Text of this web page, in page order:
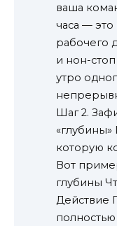
ваша
часа —
рабочего
и нон-
утро
Шаг 2.
которую
Вот
глубины
Действие